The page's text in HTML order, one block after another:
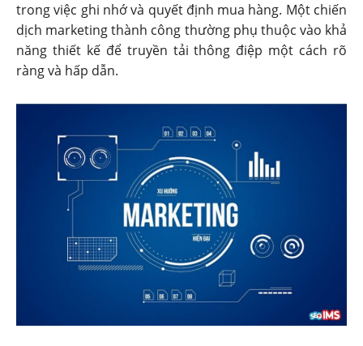
trong việc ghi nhớ và quyết định mua hàng. Một chiến
dịch marketing thành công thường phụ thuộc vào khả
năng thiết kế để truyền tải thông điệp một cách rõ
ràng và hấp dẫn.